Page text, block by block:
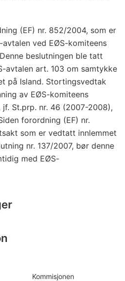
(EF) nr. 852/2004, som er
ved EØS-komiteens
beslutningen ble tatt
avtalen art. 103 om samtykke
på Island. Stortingsvedtak
av EØS-komiteens
jf. St.prp. nr. 46 (2007-2008),
forordning (EF) nr.
som er vedtatt innlemmet
nr. 137/2007, bør denne
med EØS-
Kommisjonen